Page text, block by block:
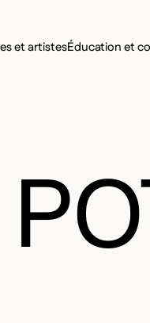
et artistesÉducation et